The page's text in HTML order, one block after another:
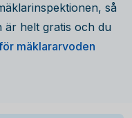
så
är helt gratis och du
mäklararvoden